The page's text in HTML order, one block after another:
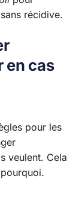
récidive.
en cas
pour les
veulent. Cela